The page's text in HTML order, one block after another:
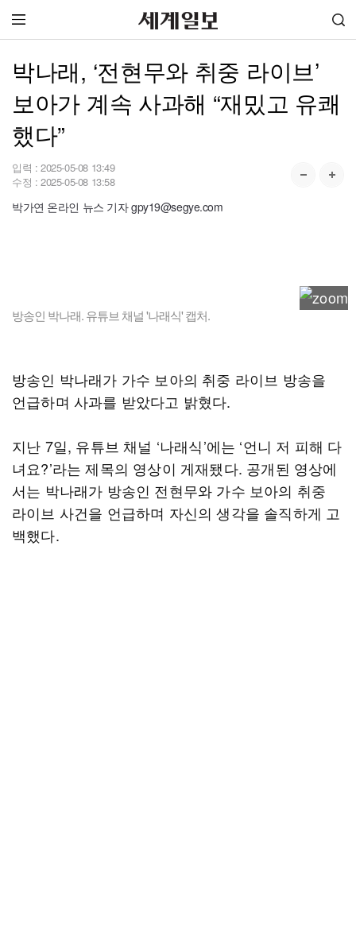
박나래, ‘전현무와 취중 라이브’
보아가 계속 사과해 “재밌고 유쾌
했다”
입력 : 2025-05-08 13:49
수정 : 2025-05-08 13:58
박가연 온라인 뉴스 기자 gpy19@segye.com
방송인 박나래. 유튜브 채널 '나래식' 캡처.
방송인 박나래가 가수 보아의 취중 라이브 방송을
언급하며 사과를 받았다고 밝혔다.
지난 7일, 유튜브 채널 ‘나래식’에는 ‘언니 저 피해 다
녀요?’라는 제목의 영상이 게재됐다. 공개된 영상에
서는 박나래가 방송인 전현무와 가수 보아의 취중
라이브 사건을 언급하며 자신의 생각을 솔직하게 고
백했다.